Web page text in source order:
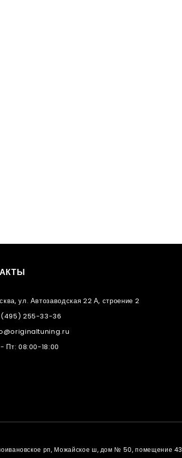
ул. Автозаводская 22 А, строение 2
(495) 255-33-36
Пт: 08:00-18:00
рп, Можайское ш, дом № 50, помещение 43